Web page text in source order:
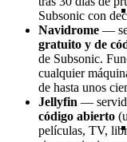
Subsonic con
Navidrome —
gratuito y de
de Subsonic.
cualquier
de hasta unos
Jellyfin —
código abierto
películas, TV,